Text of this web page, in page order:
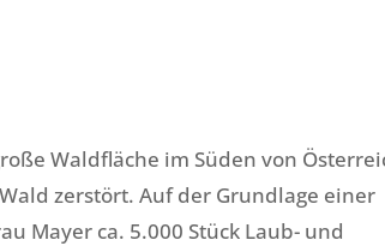
Waldfläche im Süden von
zerstört. Auf der Grundlage einer
Mayer ca. 5.000 Stück Laub- und